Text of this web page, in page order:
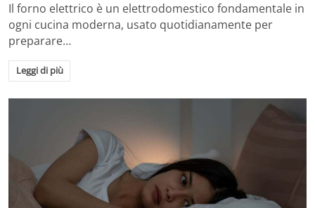
Il forno elettrico è un elettrodomestico fondamentale in
ogni cucina moderna, usato quotidianamente per
preparare…
Leggi di più